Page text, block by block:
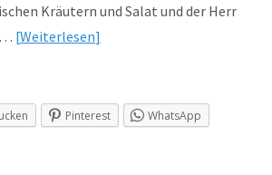
Kräutern und Salat und der Herr
Weiterlesen
Pinterest
WhatsApp